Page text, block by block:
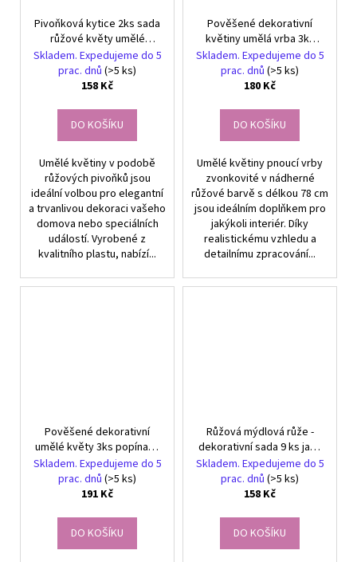
Pivoňková kytice 2ks sada
růžové květy umělé
dekorativní květiny
Skladem. Expedujeme do 5
prac. dnů (>5 ks)
158 Kč
DO KOŠÍKU
Umělé květiny v podobě
růžových pivoňků jsou
ideální volbou pro elegantní
a trvanlivou dekoraci vašeho
domova nebo speciálních
událostí. Vyrobené z
kvalitního plastu, nabízí...
Pověšené dekorativní
květiny umělá vrba 3ks
pnoucí růžové
Skladem. Expedujeme do 5
prac. dnů (>5 ks)
180 Kč
DO KOŠÍKU
Umělé květiny pnoucí vrby
zvonkovité v nádherné
růžové barvě s délkou 78 cm
jsou ideálním doplňkem pro
jakýkoli interiér. Díky
realistickému vzhledu a
detailnímu zpracování...
Pověšené dekorativní
umělé květy 3ks popínavé
růžové
Skladem. Expedujeme do 5
prac. dnů (>5 ks)
191 Kč
DO KOŠÍKU
Růžová mýdlová růže -
dekorativní sada 9 ks jako
dokonalý dárek
Skladem. Expedujeme do 5
prac. dnů (>5 ks)
158 Kč
DO KOŠÍKU